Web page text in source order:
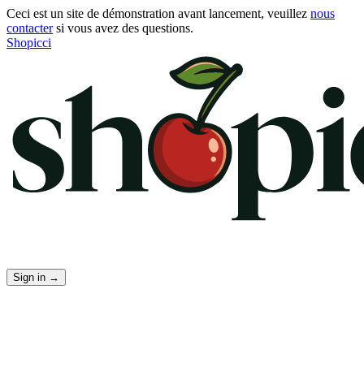
Ceci est un site de démonstration avant lancement, veuillez nous
contactersi vous avez des questions.
Shopicci
Sign in →